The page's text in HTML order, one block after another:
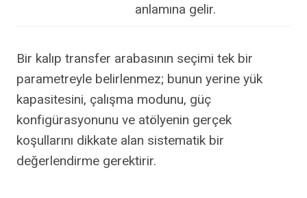
anlamına gelir.
Bir kalıp transfer arabasının seçimi tek bir
parametreyle belirlenmez; bunun yerine yük
kapasitesini, çalışma modunu, güç
konfigürasyonunu ve atölyenin gerçek
koşullarını dikkate alan sistematik bir
değerlendirme gerektirir.